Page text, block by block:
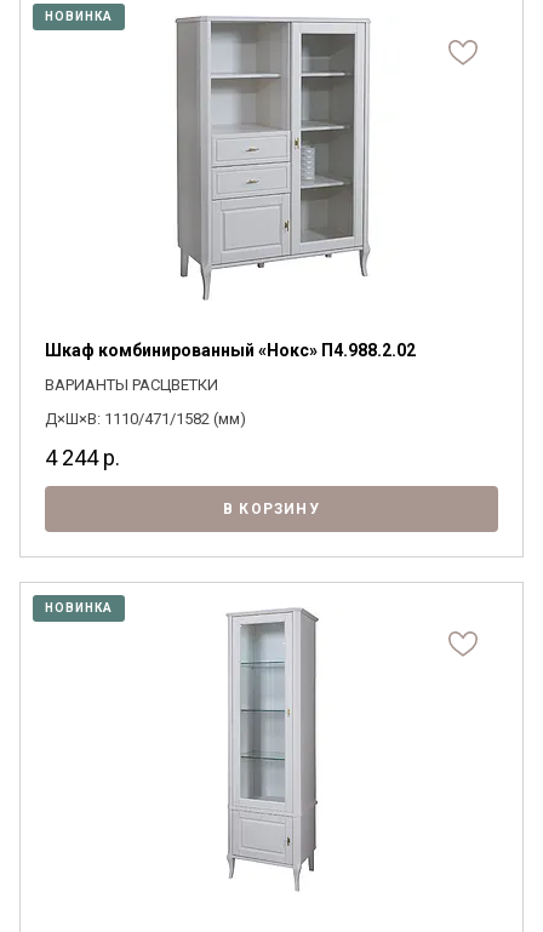
НОВИНКА
Шкаф комбинированный «Нокс» П4.988.2.02
ВАРИАНТЫ РАСЦВЕТКИ
Д×Ш×В: 1110/471/1582 (мм)
4 244р.
В КОРЗИНУ
НОВИНКА